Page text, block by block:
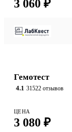
3 060 ₽
Гемотест
4.1 31522 отзывов
ЦЕНА
3 080 ₽